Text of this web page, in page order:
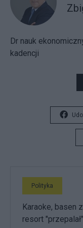
Dr nauk
kadencji
Polityka
Karaoke, basen
resort